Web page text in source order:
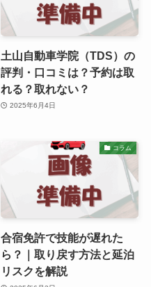
土山自動車学院（TDS）の
評判・口コミは？予約は取
れる？取れない？
2025年6月4日
コラム
合宿免許で技能が遅れた
ら？｜取り戻す方法と延泊
リスクを解説